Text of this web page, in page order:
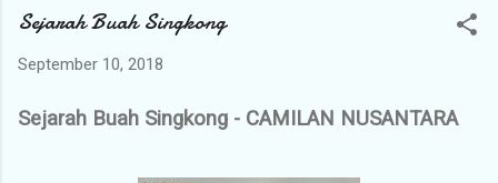
Sejarah Buah Singkong
September 10, 2018
Sejarah Buah Singkong - CAMILAN NUSANTARA